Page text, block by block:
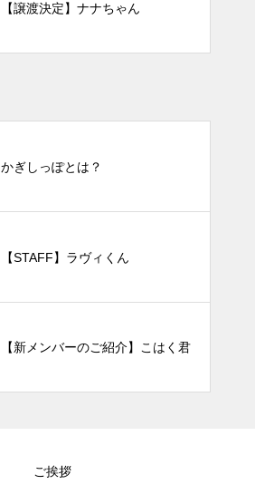
【譲渡決定】ナナちゃん
かぎしっぽとは？
【STAFF】ラヴィくん
【新メンバーのご紹介】こはく君
ご挨拶